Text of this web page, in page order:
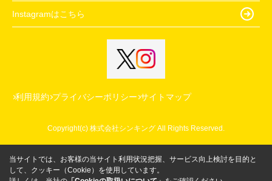
Instagramはこちら
利用規約 プライバシーポリシー サイトマップ
Copyright(c) 株式会社シンキング All Rights Reserved.
当サイトでは、お客様の当サイト利用状況把握、サービス向上検討を目的と
して、クッキー（Cookie）を使用しています。